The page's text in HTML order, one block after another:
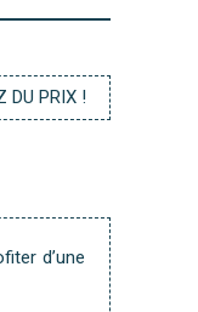
DU PRIX !
d’une